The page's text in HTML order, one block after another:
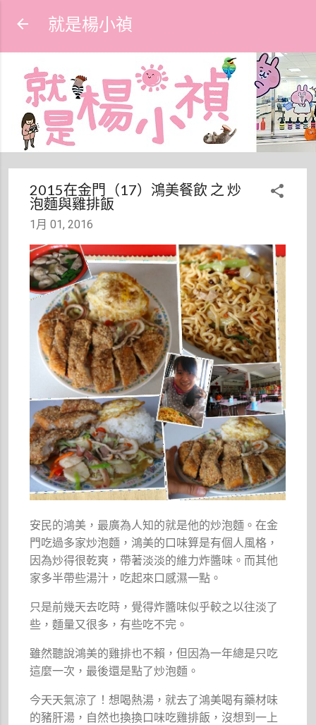
跳到主要內容
就是楊小禎
2015在金門（17）鴻美餐飲 之 炒
泡麵與雞排飯
1月 01, 2016
安民的鴻美，最廣為人知的就是他的炒泡麵。在金
門吃過多家炒泡麵，鴻美的口味算是有個人風格，
因為炒得很乾爽，帶著淡淡的維力炸醬味。而其他
家多半帶些湯汁，吃起來口感濕一點。
只是前幾天去吃時，覺得炸醬味似乎較之以往淡了
些，麵量又很多，有些吃不完。
雖然聽說鴻美的雞排也不賴，但因為一年總是只吃
這麼一次，最後還是點了炒泡麵。
今天天氣涼了！想喝熱湯，就去了鴻美喝有藥材味
的豬肝湯，自然也換換口味吃雞排飯，沒想到一上